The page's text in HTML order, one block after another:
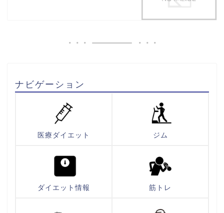
ナビゲーション
医療ダイエット ジム
ダイエット情報 筋トレ